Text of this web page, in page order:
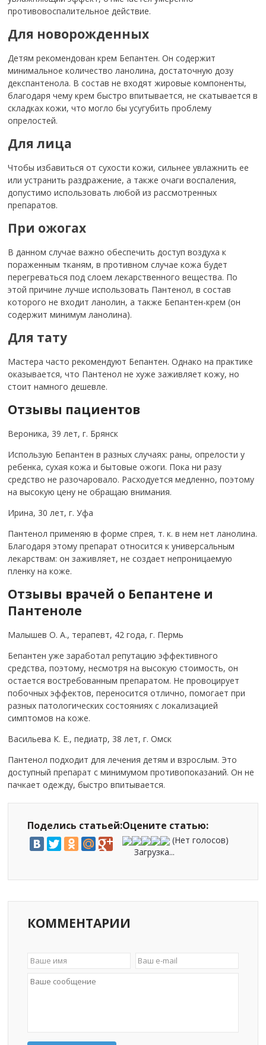
противовоспалительное действие.
Для новорожденных
Детям рекомендован крем Бепантен. Он содержит
минимальное количество ланолина, достаточную дозу
декспантенола. В состав не входят жировые компоненты,
благодаря чему крем быстро впитывается, не скатывается в
складках кожи, что могло бы усугубить проблему
опрелостей.
Для лица
Чтобы избавиться от сухости кожи, сильнее увлажнить ее
или устранить раздражение, а также очаги воспаления,
допустимо использовать любой из рассмотренных
препаратов.
При ожогах
В данном случае важно обеспечить доступ воздуха к
пораженным тканям, в противном случае кожа будет
перегреваться под слоем лекарственного вещества. По
этой причине лучше использовать Пантенол, в состав
которого не входит ланолин, а также Бепантен-крем (он
содержит минимум ланолина).
Для тату
Мастера часто рекомендуют Бепантен. Однако на практике
оказывается, что Пантенол не хуже заживляет кожу, но
стоит намного дешевле.
Отзывы пациентов
Вероника, 39 лет, г. Брянск
Использую Бепантен в разных случаях: раны, опрелости у
ребенка, сухая кожа и бытовые ожоги. Пока ни разу
средство не разочаровало. Расходуется медленно, поэтому
на высокую цену не обращаю внимания.
Ирина, 30 лет, г. Уфа
Пантенол применяю в форме спрея, т. к. в нем нет ланолина.
Благодаря этому препарат относится к универсальным
лекарствам: он заживляет, не создает непроницаемую
пленку на коже.
Отзывы врачей о Бепантене и
Пантеноле
Малышев О. А., терапевт, 42 года, г. Пермь
Бепантен уже заработал репутацию эффективного
средства, поэтому, несмотря на высокую стоимость, он
остается востребованным препаратом. Не провоцирует
побочных эффектов, переносится отлично, помогает при
разных патологических состояниях с локализацией
симптомов на коже.
Васильева К. Е., педиатр, 38 лет, г. Омск
Пантенол подходит для лечения детям и взрослым. Это
доступный препарат с минимумом противопоказаний. Он не
пачкает одежду, быстро впитывается.
Поделись статьей:Оцените статью:
(Нет голосов)
Загрузка...
КОММЕНТАРИИ